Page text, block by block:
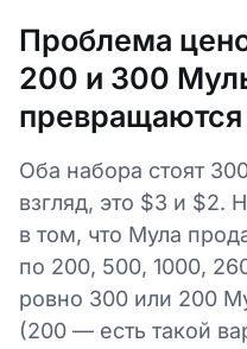
Проблема
200 и 300
превращаются
Оба набора стоят
взгляд, это $3 и $2.
в том, что Мула
по 200, 500, 1000,
ровно 300 или 200
(200 — есть такой